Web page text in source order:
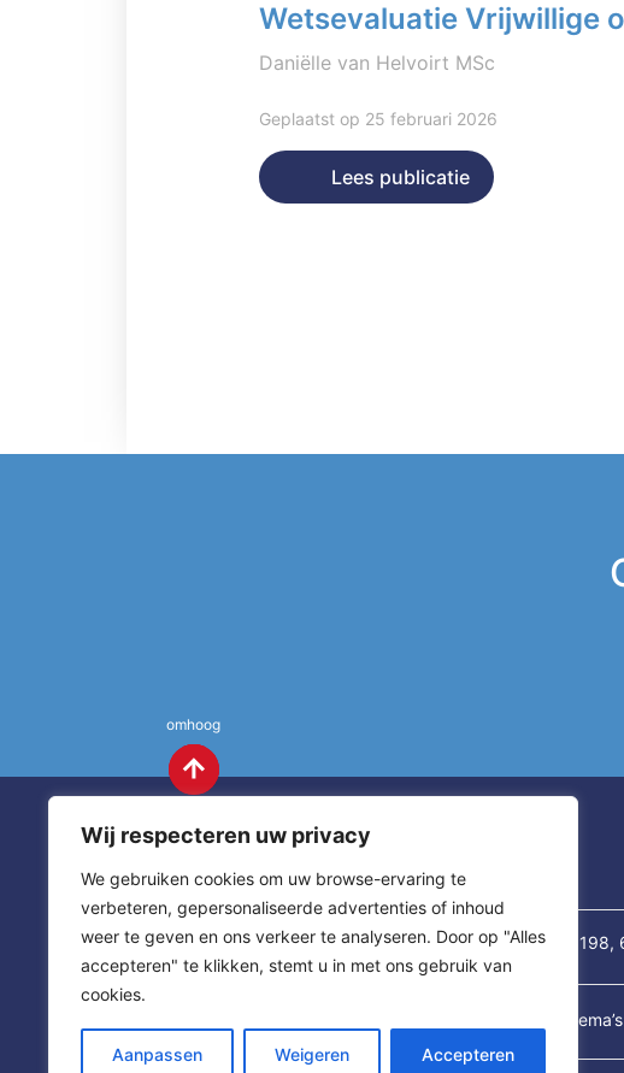
Wij respecteren uw privacy
We gebruiken cookies om uw browse-ervaring te
verbeteren, gepersonaliseerde advertenties of inhoud
weer te geven en ons verkeer te analyseren. Door op "Alles
accepteren" te klikken, stemt u in met ons gebruik van
cookies.
Aanpassen Weigeren Accepteren
Wetsevaluatie Vrijwillige
Daniëlle van Helvoirt MSc
Geplaatst op 25 februari 2026
Lees publicatie
omhoog
Contact St. Annastraat 198,
thema’s